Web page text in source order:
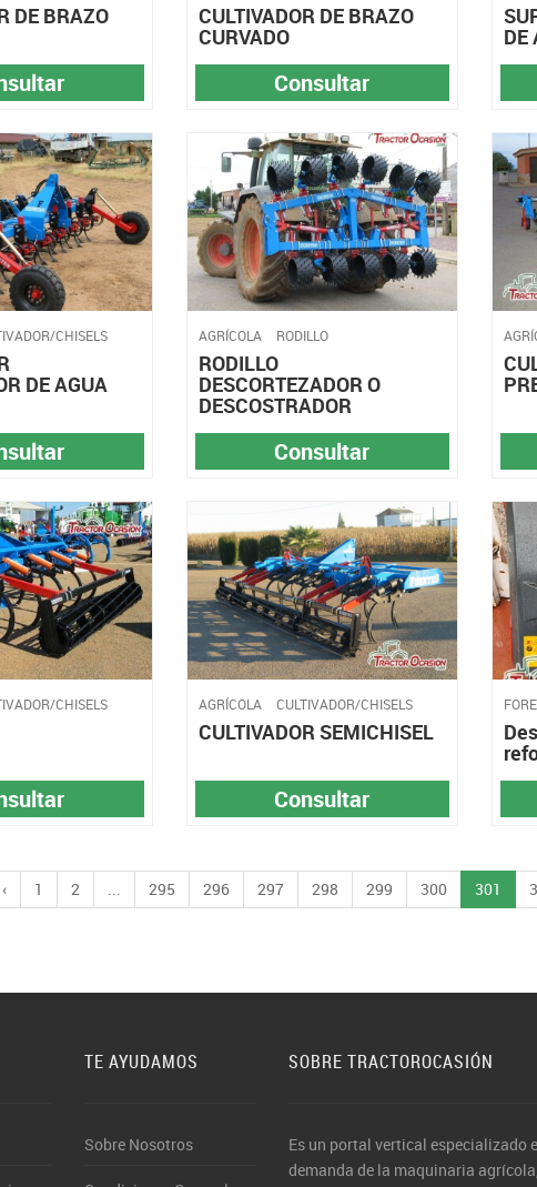
DE BRAZO CULTIVADOR DE BRAZO
CURVADO
Consultar
DE
CHISELS
DE AGUA
AGRÍCOLA RODILLO
RODILLO
DESCORTEZADOR O
DESCOSTRADOR
Consultar
CHISELS AGRÍCOLA CULTIVADOR/CHISELS
CULTIVADOR SEMICHISEL
Consultar
‹ 1 2 ... 295 296 297 298 299 300 301
TE AYUDAMOS
Sobre Nosotros
SOBRE TRACTOROCASIÓN
Es un portal vertical especializado
demanda de la maquinaria